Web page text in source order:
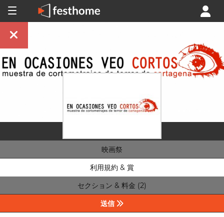
映画祭
利用規約 & 賞
セクション & 料金 (2)
送信